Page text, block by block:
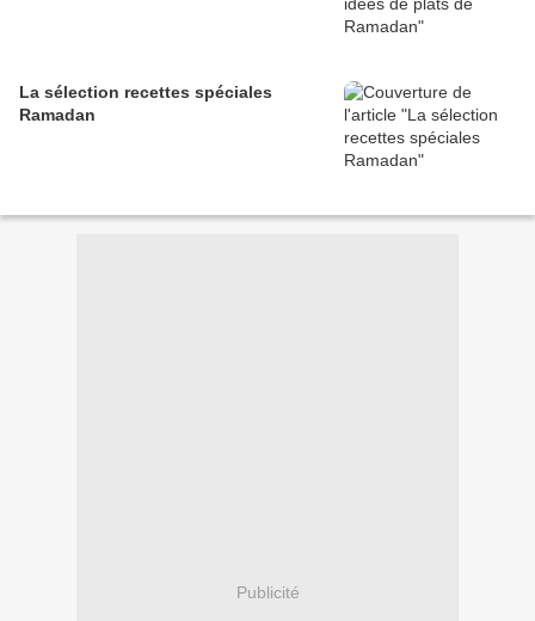
La sélection recettes spéciales
Ramadan
Publicité